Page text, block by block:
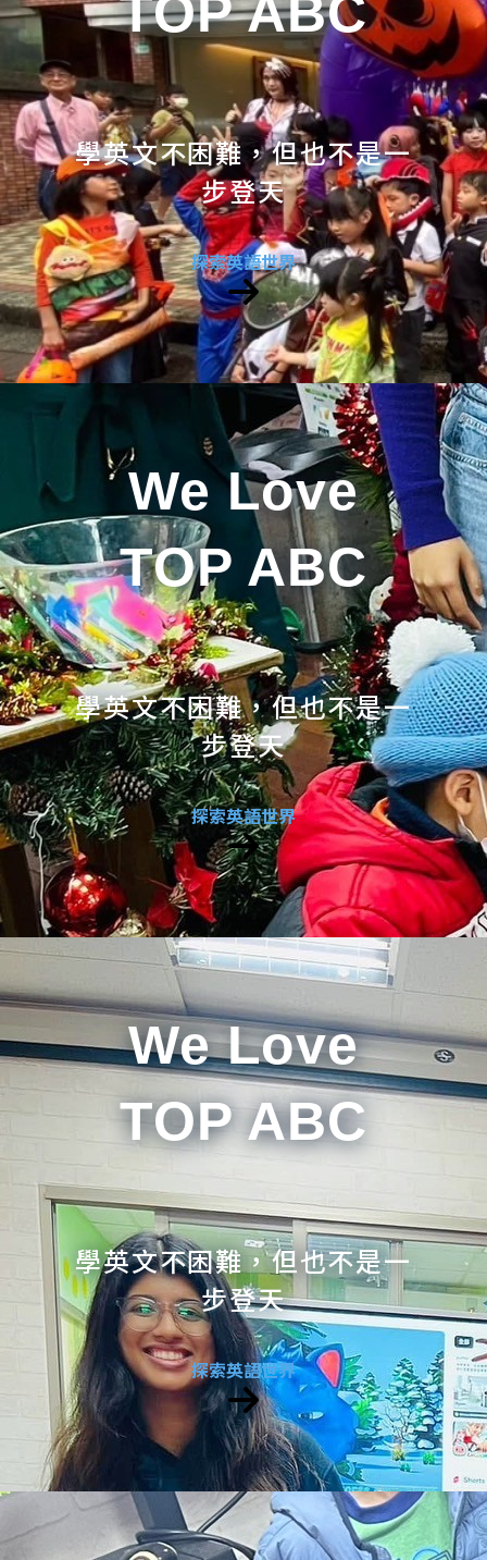
TOP ABC
學英文不困難，但也不是一
步登天
探索英語世界
We Love
TOP ABC
學英文不困難，但也不是一
步登天
探索英語世界
We Love
TOP ABC
學英文不困難，但也不是一
步登天
探索英語世界